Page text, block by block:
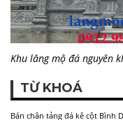
Khu lăng mộ đá nguyên
TỪ KHOÁ
Bán chân tảng đá kê cột Bình